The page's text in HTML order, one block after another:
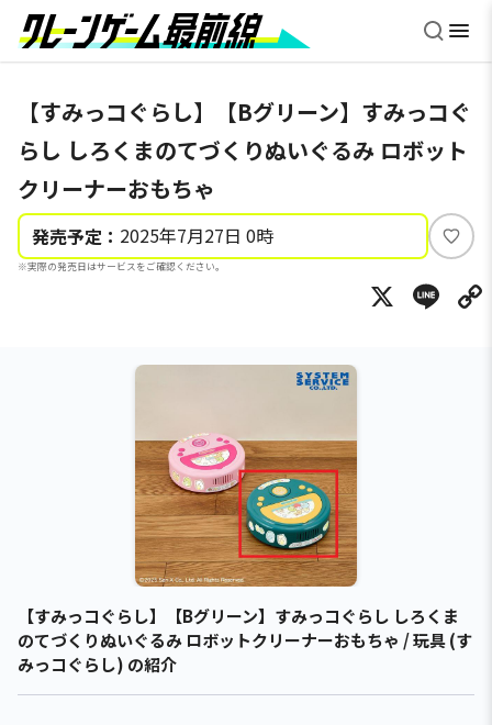
【すみっコぐらし】【Bグリーン】すみっコぐ
らし しろくまのてづくりぬいぐるみ ロボット
クリーナーおもちゃ
発売予定： 2025年7月27日 0時
※実際の発売日はサービスをご確認ください。
い
ね
X
【すみっコぐらし】【Bグリーン】すみっコぐらし しろくま
のてづくりぬいぐるみ ロボットクリーナーおもちゃ / 玩具 (す
みっコぐらし) の紹介